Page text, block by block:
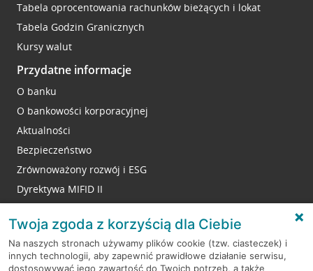
Tabela oprocentowania rachunków bieżących i lokat
Tabela Godzin Granicznych
Kursy walut
Przydatne informacje
O banku
O bankowości korporacyjnej
Aktualności
Bezpieczeństwo
Zrównoważony rozwój i ESG
Dyrektywa MIFID II
RODO
Twoja zgoda z korzyścią dla Ciebie
Na naszych stronach używamy plików cookie (tzw. ciasteczek) i
innych technologii, aby zapewnić prawidłowe działanie serwisu,
dostosowywać jego zawartość do Twoich potrzeb, a także